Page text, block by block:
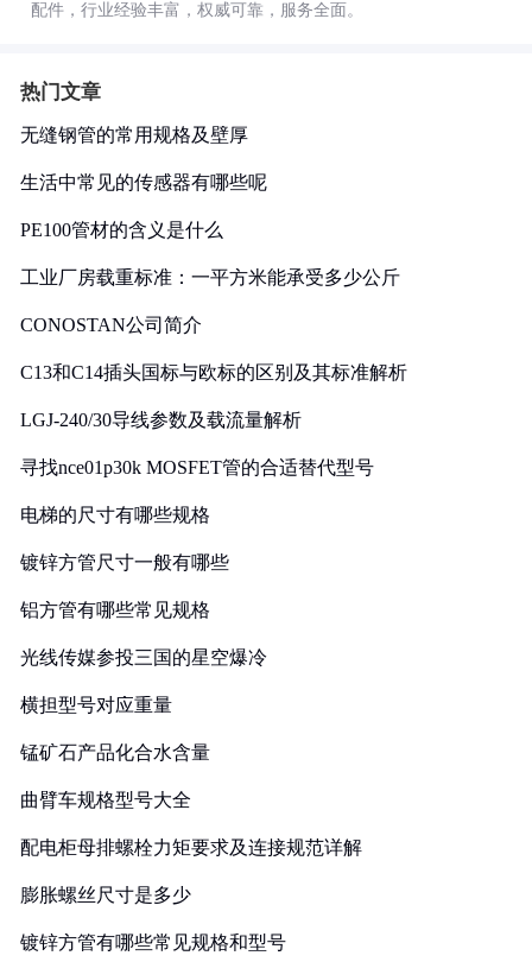
配件，行业经验丰富，权威可靠，服务全面。
热门文章
无缝钢管的常用规格及壁厚
生活中常见的传感器有哪些呢
PE100管材的含义是什么
工业厂房载重标准：一平方米能承受多少公斤
CONOSTAN公司简介
C13和C14插头国标与欧标的区别及其标准解析
LGJ-240/30导线参数及载流量解析
寻找nce01p30k MOSFET管的合适替代型号
电梯的尺寸有哪些规格
镀锌方管尺寸一般有哪些
铝方管有哪些常见规格
光线传媒参投三国的星空爆冷
横担型号对应重量
锰矿石产品化合水含量
曲臂车规格型号大全
配电柜母排螺栓力矩要求及连接规范详解
膨胀螺丝尺寸是多少
镀锌方管有哪些常见规格和型号